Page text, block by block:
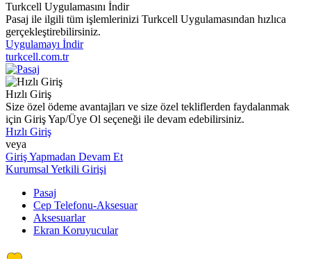
Turkcell Uygulamasını İndir
Pasaj ile ilgili tüm işlemlerinizi Turkcell Uygulamasından hızlıca
gerçekleştirebilirsiniz.
Uygulamayı İndir
turkcell.com.tr
Hızlı Giriş
Size özel ödeme avantajları ve size özel tekliflerden faydalanmak
için Giriş Yap/Üye Ol seçeneği ile devam edebilirsiniz.
Hızlı Giriş
veya
Giriş Yapmadan Devam Et
Kurumsal Yetkili Girişi
Pasaj
Cep Telefonu-Aksesuar
Aksesuarlar
Ekran Koruyucular